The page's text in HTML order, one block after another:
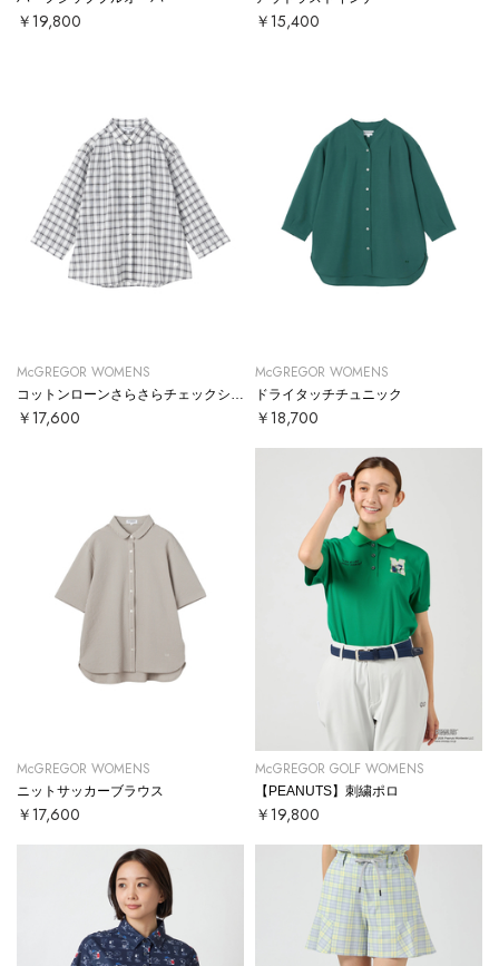
￥19,800 ￥15,400
McGREGOR WOMENS
￥17,600
McGREGOR WOMENS
ドライタッチチュニック
￥18,700
McGREGOR WOMENS
ニットサッカーブラウス
￥17,600
McGREGOR GOLF WOMENS
【PEANUTS】刺繍ポロ
￥19,800